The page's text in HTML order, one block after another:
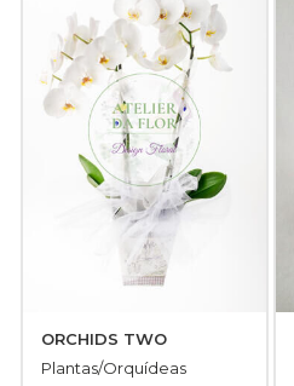
ORCHIDS TWO
Plantas/Orquídeas